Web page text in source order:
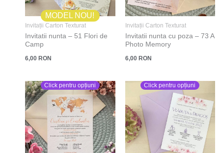
MODEL NOU!
Invitații Carton Texturat
Invitatii nunta – 51 Flori de
Camp
6,00RON
Invitații Carton Texturat
Invitatii nunta cu poza – 73 A
Photo Memory
6,00 RON
Click pentru opțiuni Click pentru opțiuni